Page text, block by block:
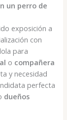
un perro de
exposición a
con
para
o compañera
y necesidad
perfecta
dueños